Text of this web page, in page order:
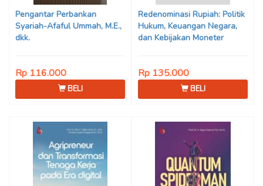
Pengantar Perbankan
Syariah-Afaful Ummah, M.E.,
dkk.
Rp 116.000
BELI
Redenominasi Rupiah: Politik
Hukum, Keuangan Negara,
dan Kebijakan Moneter
Dwi Puspitasari, M.Sy.
Rp 135.000
BELI